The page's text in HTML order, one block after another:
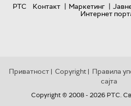
РТС
Контакт | Маркетинг |
Интернет
Приватност | Copyright | Правила
сајта
Copyright © 2008 - 2026 РТС.